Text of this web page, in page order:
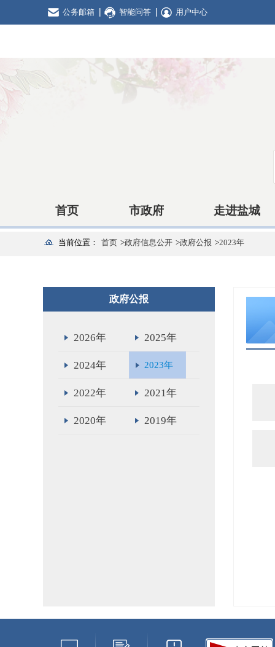
公务邮箱 智能问答 用户中心
首页 市政府 走进盐城
当前位置： 首页 >政府信息公开 >政府公报 >2023年
政府公报
2026年 2025年
2024年 2023年
2022年 2021年
2020年 2019年